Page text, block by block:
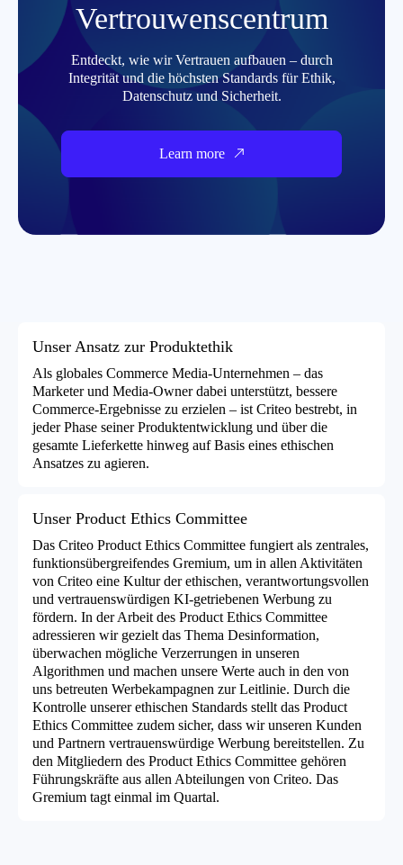
Vertrouwenscentrum
Entdeckt, wie wir Vertrauen aufbauen – durch
Integrität und die höchsten Standards für Ethik,
Datenschutz und Sicherheit.
Learn more
Unser Ansatz zur Produktethik
Als globales Commerce Media-Unternehmen – das
Marketer und Media-Owner dabei unterstützt, bessere
Commerce-Ergebnisse zu erzielen – ist Criteo bestrebt, in
jeder Phase seiner Produktentwicklung und über die
gesamte Lieferkette hinweg auf Basis eines ethischen
Ansatzes zu agieren.
Unser Product Ethics Committee
Das Criteo Product Ethics Committee fungiert als zentrales,
funktionsübergreifendes Gremium, um in allen Aktivitäten
von Criteo eine Kultur der ethischen, verantwortungsvollen
und vertrauenswürdigen KI-getriebenen Werbung zu
fördern. In der Arbeit des Product Ethics Committee
adressieren wir gezielt das Thema Desinformation,
überwachen mögliche Verzerrungen in unseren
Algorithmen und machen unsere Werte auch in den von
uns betreuten Werbekampagnen zur Leitlinie. Durch die
Kontrolle unserer ethischen Standards stellt das Product
Ethics Committee zudem sicher, dass wir unseren Kunden
und Partnern vertrauenswürdige Werbung bereitstellen. Zu
den Mitgliedern des Product Ethics Committee gehören
Führungskräfte aus allen Abteilungen von Criteo. Das
Gremium tagt einmal im Quartal.